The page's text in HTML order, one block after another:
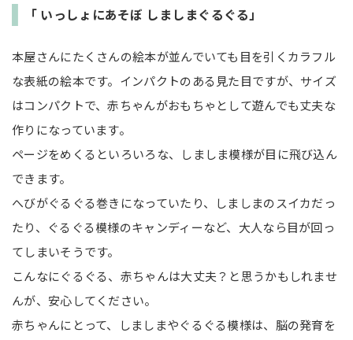
「 いっしょにあそぼ しましまぐるぐる」
本屋さんにたくさんの絵本が並んでいても目を引くカラフル
な表紙の絵本です。インパクトのある見た目ですが、サイズ
はコンパクトで、赤ちゃんがおもちゃとして遊んでも丈夫な
作りになっています。
ページをめくるといろいろな、しましま模様が目に飛び込ん
できます。
へびがぐるぐる巻きになっていたり、しましまのスイカだっ
たり、ぐるぐる模様のキャンディーなど、大人なら目が回っ
てしまいそうです。
こんなにぐるぐる、赤ちゃんは大丈夫？と思うかもしれませ
んが、安心してください。
赤ちゃんにとって、しましまやぐるぐる模様は、脳の発育を